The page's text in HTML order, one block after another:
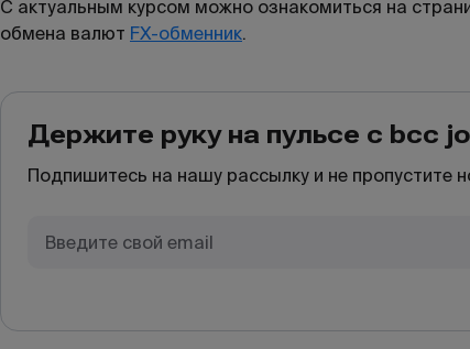
С актуальным курсом можно ознакомиться на
обмена валют FX-обменник.
Держите руку на пульсе с bcc
Подпишитесь на нашу рассылку и не пропустите